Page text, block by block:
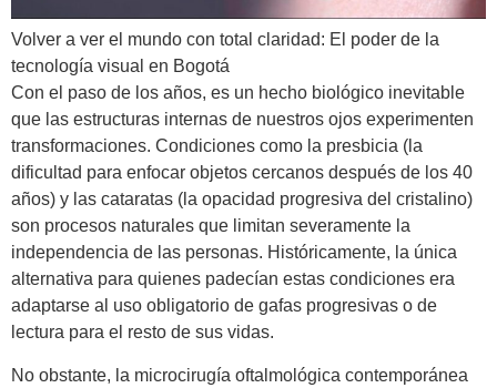
Volver a ver el mundo con total claridad: El poder de la
tecnología visual en Bogotá
Con el paso de los años, es un hecho biológico inevitable
que las estructuras internas de nuestros ojos experimenten
transformaciones. Condiciones como la presbicia (la
dificultad para enfocar objetos cercanos después de los 40
años) y las cataratas (la opacidad progresiva del cristalino)
son procesos naturales que limitan severamente la
independencia de las personas. Históricamente, la única
alternativa para quienes padecían estas condiciones era
adaptarse al uso obligatorio de gafas progresivas o de
lectura para el resto de sus vidas.
No obstante, la microcirugía oftalmológica contemporánea